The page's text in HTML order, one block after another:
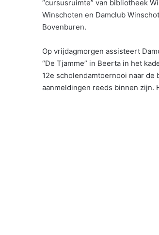
“cursusruimte” van bibliotheek
Winschoten en Damclub
Bovenburen.
Op vrijdagmorgen assisteert
“De Tjamme” in Beerta in het
12e scholendamtoernooi naar
aanmeldingen reeds binnen zijn.